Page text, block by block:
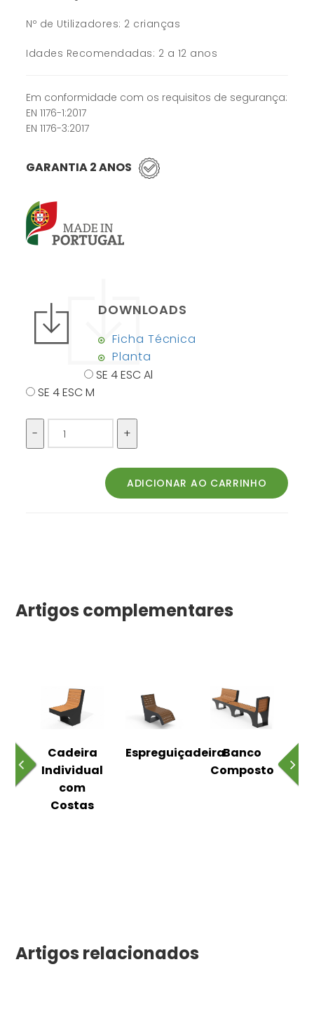
Nº de Utilizadores: 2 crianças
Idades Recomendadas: 2 a 12 anos
Em conformidade com os requisitos de segurança:
EN 1176-1:2017
EN 1176-3:2017
GARANTIA 2 ANOS
DOWNLOADS
Ficha Técnica
Planta
SE 4 ESC Al
SE 4 ESC M
Artigos complementares
Cadeira
Individual
com
Costas
EspreguiçadeiraBanco
Composto
Artigos relacionados